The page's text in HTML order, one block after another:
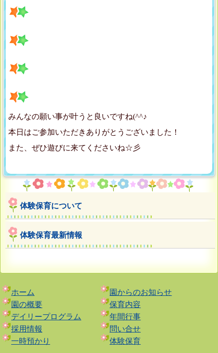
みんなの願い事が叶うと良いですね(^^♪
本日はご参加いただきありがとうございました！
また、ぜひ遊びに来てくださいね☆彡
体験保育について
体験保育最新情報
ホーム
園からのお知らせ
園の概要
保育内容
デイリープログラム
年間行事
採用情報
問い合せ
一時預かり
体験保育